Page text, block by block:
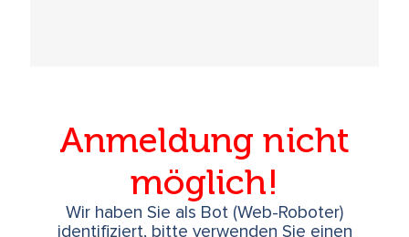
Anmeldung nicht
möglich!
Wir haben Sie als Bot (Web-Roboter)
identifiziert, bitte verwenden Sie einen